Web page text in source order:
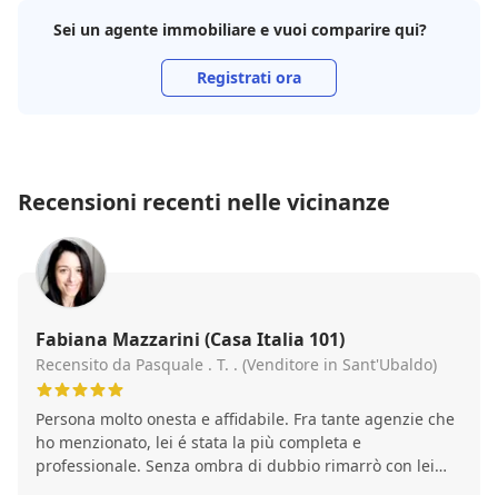
Sei un agente immobiliare e vuoi comparire qui?
Registrati ora
Recensioni recenti nelle vicinanze
Fabiana Mazzarini (Casa Italia 101)
Recensito da Pasquale . T. . (Venditore in Sant'Ubaldo)
Persona molto onesta e affidabile. Fra tante agenzie che
ho menzionato, lei é stata la più completa e
professionale. Senza ombra di dubbio rimarrò con lei